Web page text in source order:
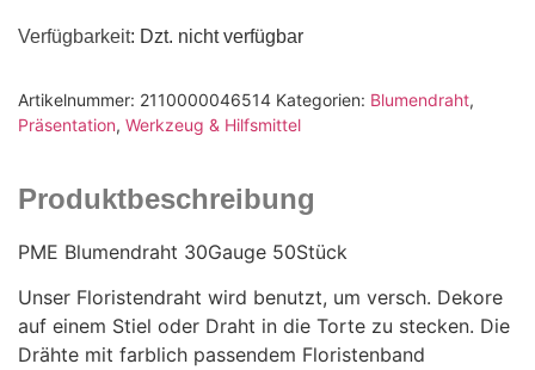
Verfügbarkeit: Dzt. nicht verfügbar
Artikelnummer: 2110000046514 Kategorien: Blumendraht,
Präsentation, Werkzeug & Hilfsmittel
Produktbeschreibung
PME Blumendraht 30Gauge 50Stück
Unser Floristendraht wird benutzt, um versch. Dekore
auf einem Stiel oder Draht in die Torte zu stecken. Die
Drähte mit farblich passendem Floristenband